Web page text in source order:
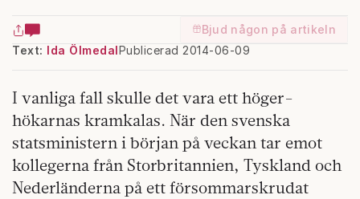
Bjud någon på artikeln
Text: Ida ÖlmedalPublicerad 2014-06-09
I vanliga fall skulle det vara ett höger­
hökarnas kramkalas. När den svenska
statsministern i början på veckan tar emot
kollegerna från Storbritannien, Tyskland och
Nederländerna på ett försommarskrudat